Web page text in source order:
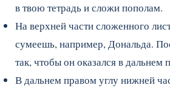
в твою тетрадь и сложи пополам.
На верхней части сложенного
сумеешь, например, Дональда.
так, чтобы он оказался в дальнем
В дальнем правом углу нижней